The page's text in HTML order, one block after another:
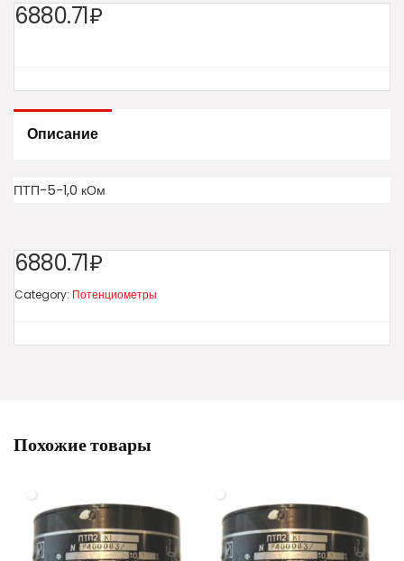
6880.71₽
Описание
ПТП-5-1,0 кОм
6880.71₽
Category: Потенциометры
Похожие товары